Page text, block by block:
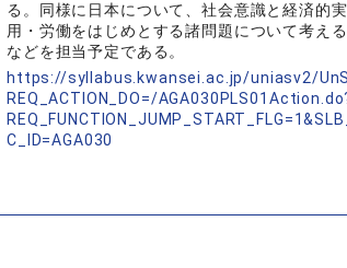
る。同様に日本について、社会意識と経済的
用・労働をはじめとする諸問題について考え
などを担当予定である。
https://syllabus.kwansei.ac.jp/uniasv2/
REQ_ACTION_DO=/
C_ID=AGA030